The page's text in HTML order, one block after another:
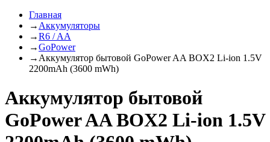
Главная
→ Аккумуляторы
→R6 / AA
→GoPower
→ Аккумулятор бытовой GoPower AA BOX2 Li-ion 1.5V
2200mAh (3600 mWh)
Аккумулятор бытовой
GoPower AA BOX2 Li-ion 1.5V